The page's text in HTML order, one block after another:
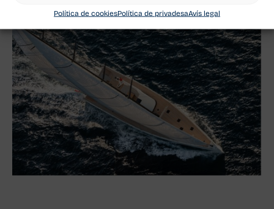
Política de cookiesPolítica de privadesaAvís legal